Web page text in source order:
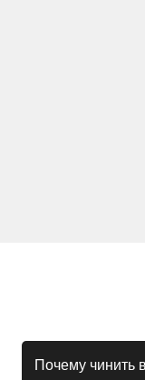
Почему чинить